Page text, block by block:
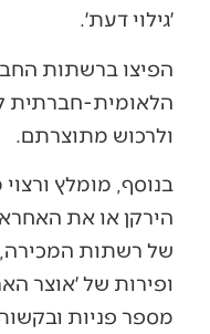
׳גילוי דעת׳.
הפיצו ברשתות
הלאומית-חברתית
ולרכוש מתוצרתם.
בנוסף, מומלץ
הירקן או את
של רשתות המכירה,
ופירות של ׳אוצר
מספר פניות